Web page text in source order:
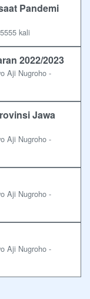
Pandemi
kali
2022/2023
Aji Nugroho -
Jawa
Aji Nugroho -
Aji Nugroho -
Aji Nugroho -